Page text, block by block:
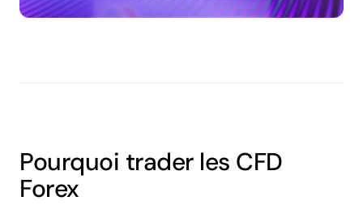
Pourquoi trader les CFD
Forex